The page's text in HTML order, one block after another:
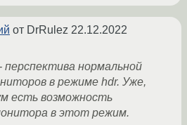
от DrRulez 22.12.2022
перспектива нормальной
в режиме hdr. Уже,
есть возможность
в этот режим.